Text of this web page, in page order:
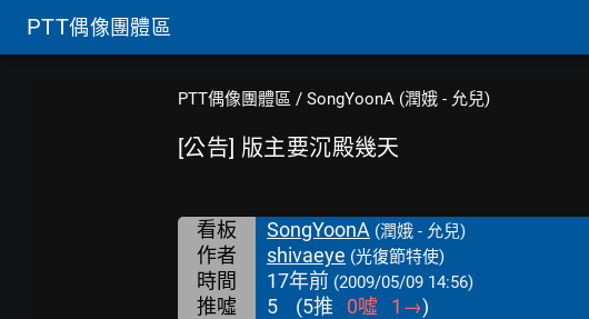
PTT偶像團體區
PTT偶像團體區 / SongYoonA (潤娥 - 允兒)
[公告] 版主要沉殿幾天
看板 SongYoonA (潤娥 - 允兒)
作者 shivaeye (光復節特使)
時間 17年前 (2009/05/09 14:56)
推噓 5 (5推 0噓 1 →)